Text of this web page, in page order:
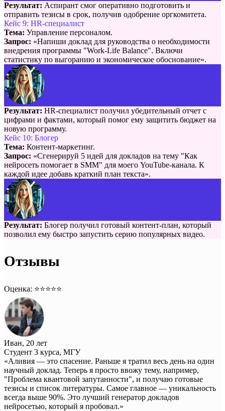
Результат: Аспирант смог оперативно подготовить и
отправить тезисы в срок, получив одобрение оргкомитета.
Кейс 9: HR-специалист
Тема: Управление персоналом.
Запрос: «Напиши доклад для руководства о необходимости
внедрения программы "Work-Life Balance". Включи
статистику по выгоранию и экономическое обоснование».
Результат: HR-специалист получил убедительный отчет с
цифрами и фактами, который помог ему защитить бюджет на
новую программу.
Кейс 10: Блогер
Тема: Контент-маркетинг.
Запрос: «Сгенерируй 5 идей для докладов на тему "Как
нейросеть помогает в SMM" для моего YouTube-канала. К
каждой идее добавь краткий план текста».
Результат: Блогер получил готовый контент-план, который
позволил ему быстро запустить серию популярных видео.
Отзывы
Оценка: ⭐️⭐️⭐️⭐️⭐️
Иван, 20 лет
Студент 3 курса, МГУ
«Аливия — это спасение. Раньше я тратил весь день на один
научный доклад. Теперь я просто ввожу тему, например,
"Проблема квантовой запутанности", и получаю готовые
тезисы и список литературы. Самое главное — уникальность
всегда выше 90%. Это лучший генератор докладов
нейросетью, который я пробовал.»